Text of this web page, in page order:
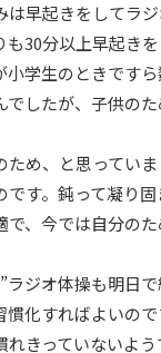
は早起きをしてラ
も30分以上早起き
小学生のときです
でしたが、子供の
ため、と思ってい
です。鈍って凝り
で、今では自分の
ジオ体操も明日で
慣化すればよいの
きっていないよう